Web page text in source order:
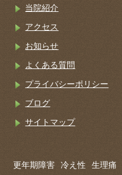
当院紹介
アクセス
お知らせ
よくある質問
プライバシーポリシー
ブログ
サイトマップ
更年期障害 冷え性 生理痛